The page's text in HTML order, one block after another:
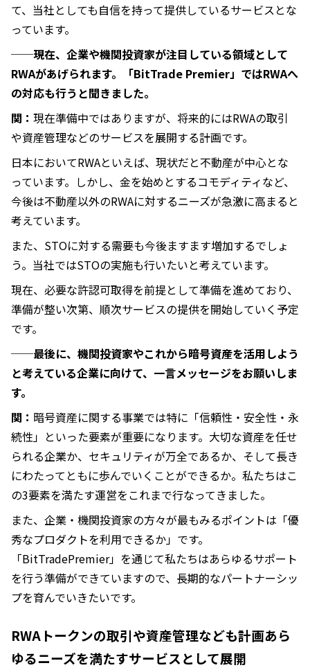
て、当社としても自信を持って提供しているサービスとな
っています。
──現在、企業や機関投資家が注目している領域として
RWAがあげられます。「BitTrade Premier」ではRWAへ
の対応も行うと聞きました。
関： 現在準備中ではありますが、将来的にはRWAの取引
や資産管理などのサービスを展開する計画です。
日本においてRWAといえば、現状だと不動産が中心とな
っています。しかし、金を始めとするコモディティなど、
今後は不動産以外のRWAに対するニーズが急激に高まると
考えています。
また、STOに対する需要も今後ますます増加するでしょ
う。当社ではSTOの実施も行いたいと考えています。
現在、必要な許認可取得を前提として準備を進めており、
準備が整い次第、順次サービスの提供を開始していく予定
です。
──最後に、機関投資家やこれから暗号資産を活用しよう
と考えている企業に向けて、一言メッセージをお願いしま
す。
関： 暗号資産に関する事業では特に「信頼性・安全性・永
続性」といった要素が重要になります。大切な資産を任せ
られる企業か、セキュリティが万全であるか、そして長き
にわたってともに歩んでいくことができるか。私たちはこ
の3要素を満たす運営をこれまで行なってきました。
また、企業・機関投資家の方々が最もみるポイントは「優
秀なプロダクトを利用できるか」です。
「BitTradePremier」を通じて私たちはあらゆるサポート
を行う準備ができていますので、長期的なパートナーシッ
プを育んでいきたいです。
RWAトークンの取引や資産管理なども計画あら
ゆるニーズを満たすサービスとして展開